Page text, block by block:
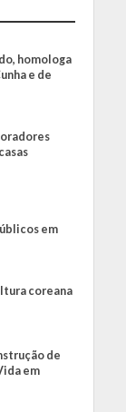
homologa
e de
em
coreana
de
em